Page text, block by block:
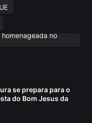
no
se prepara para o
do Bom Jesus da